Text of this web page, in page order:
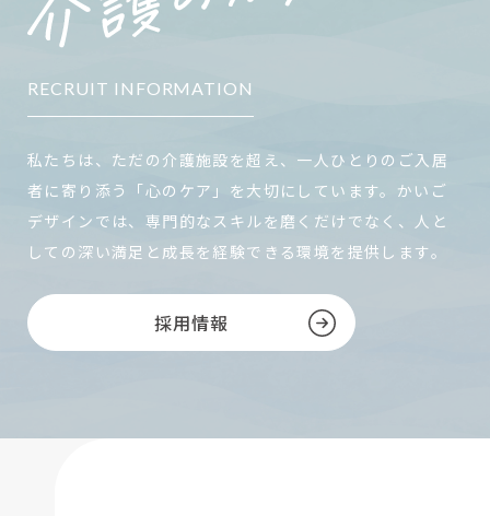
RECRUIT INFORMATION
私たちは、ただの介護施設を超え、一人ひとりのご入居
者に寄り添う「心のケア」を大切にしています。かいご
デザインでは、専門的なスキルを磨くだけでなく、人と
しての深い満足と成長を経験できる環境を提供します。
採用情報